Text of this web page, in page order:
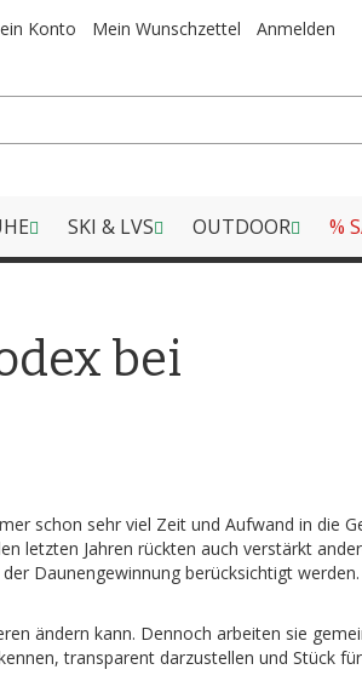
Konto Mein Wunschzettel Anmelden
SKI & LVS OUTDOOR %
bei
schon sehr viel Zeit und Aufwand in die
letzten Jahren rückten auch verstärkt
Daunengewinnung berücksichtigt werden.
ändern kann. Dennoch arbeiten sie
transparent darzustellen und Stück